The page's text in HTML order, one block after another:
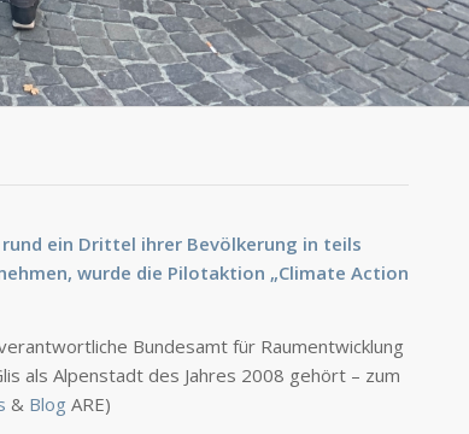
ein Drittel ihrer Bevölkerung in teils
wurde die Pilotaktion „Climate Action
Bundesamt für Raumentwicklung
als Alpenstadt des Jahres 2008 gehört – zum
& Blog ARE)